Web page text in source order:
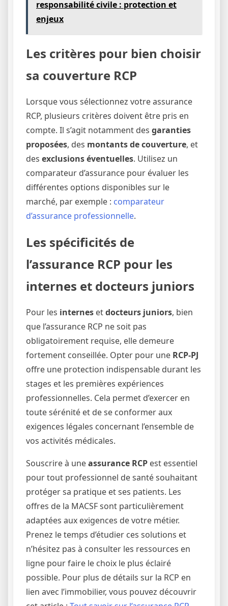
responsabilité civile : protection et
enjeux
Les critères pour bien choisir
sa couverture RCP
Lorsque vous sélectionnez votre assurance
RCP, plusieurs critères doivent être pris en
compte. Il s’agit notamment des garanties
proposées, des montants de couverture, et
des exclusions éventuelles. Utilisez un
comparateur d’assurance pour évaluer les
différentes options disponibles sur le
marché, par exemple : comparateur
d’assurance professionnelle.
Les spécificités de
l’assurance RCP pour les
internes et docteurs juniors
Pour les internes etdocteurs juniors, bien
que l’assurance RCP ne soit pas
obligatoirement requise, elle demeure
fortement conseillée. Opter pour une RCP-PJ
offre une protection indispensable durant les
stages et les premières expériences
professionnelles. Cela permet d’exercer en
toute sérénité et de se conformer aux
exigences légales concernant l’ensemble de
vos activités médicales.
Souscrire à uneassurance RCP est essentiel
pour tout professionnel de santé souhaitant
protéger sa pratique et ses patients. Les
offres de la MACSF sont particulièrement
adaptées aux exigences de votre métier.
Prenez le temps d’étudier ces solutions et
n’hésitez pas à consulter les ressources en
ligne pour faire le choix le plus éclairé
possible. Pour plus de détails sur la RCP en
lien avec l’immobilier, vous pouvez découvrir